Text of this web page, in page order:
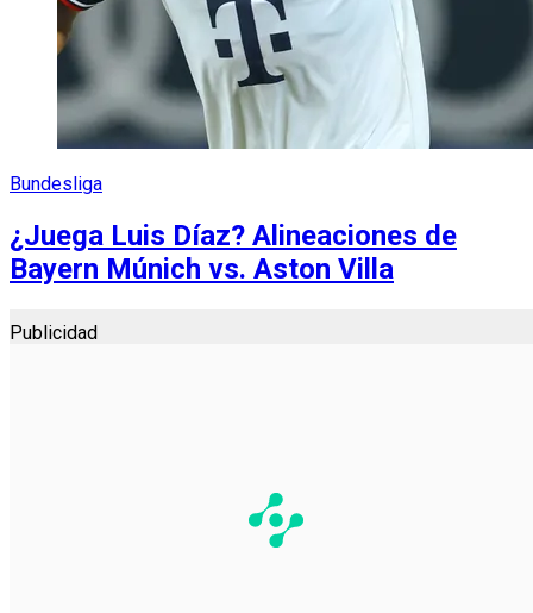
Bundesliga
¿Juega Luis Díaz? Alineaciones de
Bayern Múnich vs. Aston Villa
Publicidad